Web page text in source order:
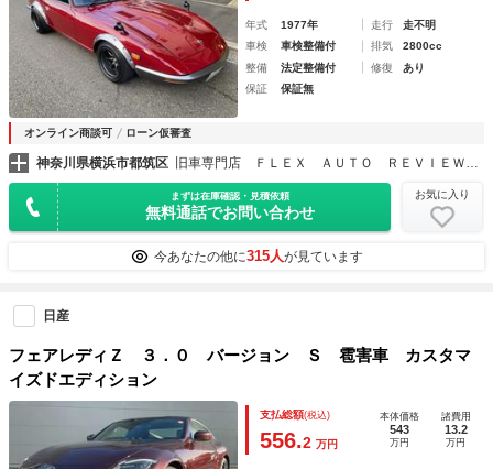
年式 1977年 走行
走不明
車検
車検整備付 排気
2800cc
整備
法定整備付 修復
あり
保証
保証無
オンライン商談可 ローン仮審査
神奈川県横浜市都筑区 旧車専門店 ＦＬＥＸ ＡＵＴＯ ＲＥＶＩＥＷ 横浜店（フレックスオートレビュー横浜店）
まずは在庫確認・見積依頼
無料通話でお問い合わせ
お気に入り
今あなたの他に315人が見ています
日産
フェアレディＺ ３．０ バージョン Ｓ 雹害車 カスタマ
イズドエディション
支払総額(税込)
556.2 万円
本体価格
543
万円
諸費用
13.2
万円